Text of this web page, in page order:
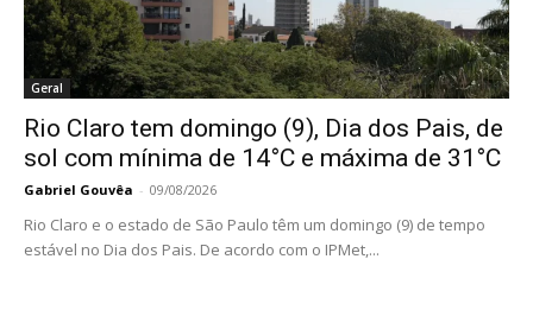
Geral
Rio Claro tem domingo (9), Dia dos Pais, de
sol com mínima de 14°C e máxima de 31°C
Gabriel Gouvêa - 09/08/2026
Rio Claro e o estado de São Paulo têm um domingo (9) de tempo
estável no Dia dos Pais. De acordo com o IPMet,...